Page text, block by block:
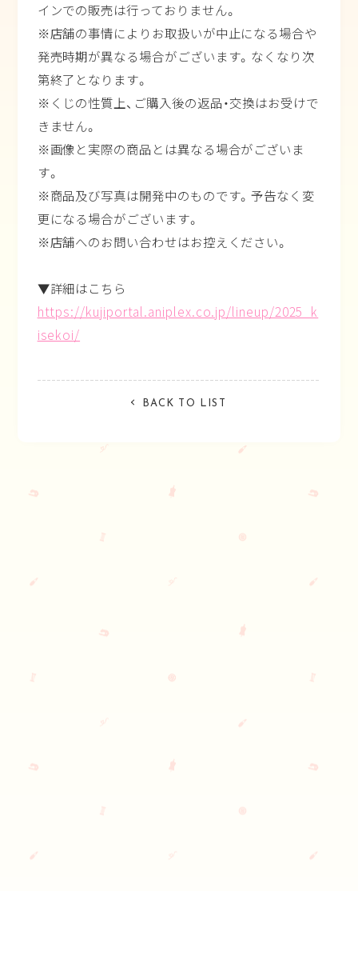
インでの販売は行っておりません。
※店舗の事情によりお取扱いが中止になる場合や
発売時期が異なる場合がございます。なくなり次
第終了となります。
※くじの性質上、ご購入後の返品・交換はお受けで
きません。
※画像と実際の商品とは異なる場合がございま
す。
※商品及び写真は開発中のものです。予告なく変
更になる場合がございます。
※店舗へのお問い合わせはお控えください。
▼詳細はこちら
https://kujiportal.aniplex.co.jp/lineup/2025_k
isekoi/
BACK TO LIST